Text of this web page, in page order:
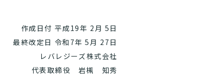
作成日付 平成19年 2月 5日
最終改定日 令和7年 5月 27日
レバレジーズ株式会社
代表取締役 岩槻 知秀